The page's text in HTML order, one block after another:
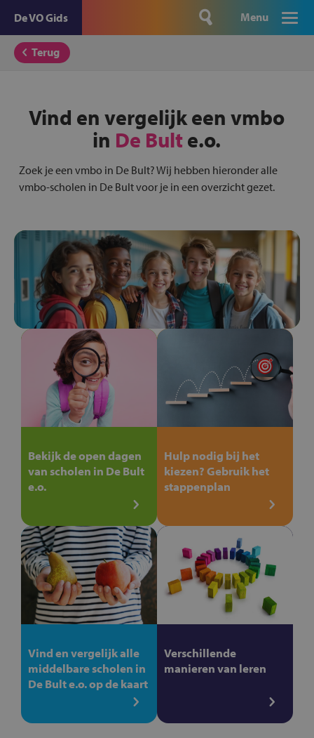
De VO Gids Menu
Terug
Vind en vergelijk een vmbo
in De Bult e.o.
Zoek je een vmbo in De Bult? Wij hebben hieronder alle
vmbo-scholen in De Bult voor je in een overzicht gezet.
Bekijk de open dagen
van scholen in De Bult
e.o.
Hulp nodig bij het
kiezen? Gebruik het
stappenplan
Vind en vergelijk alle
middelbare scholen in
De Bult e.o. op de kaart
Verschillende
manieren van leren